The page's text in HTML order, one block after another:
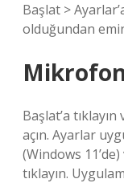
Başlat >
olduğundan
Başlat’a
açın. Ayarlar
(Windows
tıklayın.